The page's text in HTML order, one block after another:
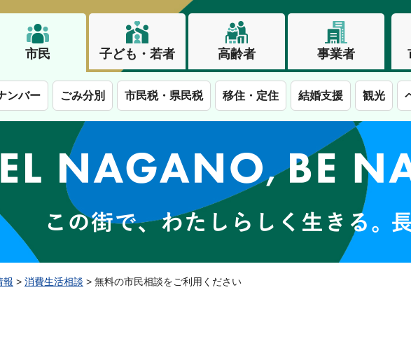
市民 子ども・若者 高齢者 事業者
ンバー ごみ分別 市民税・県民税 移住・定住 結婚支援 観光
この街で、わたしらしく生きる。長野市
報 > 消費生活相談 > 無料の市民相談をご利用ください